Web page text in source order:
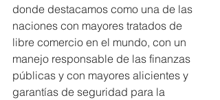
donde destacamos como una de las
naciones con mayores tratados de
libre comercio en el mundo, con un
manejo responsable de las finanzas
públicas y con mayores alicientes y
garantías de seguridad para la